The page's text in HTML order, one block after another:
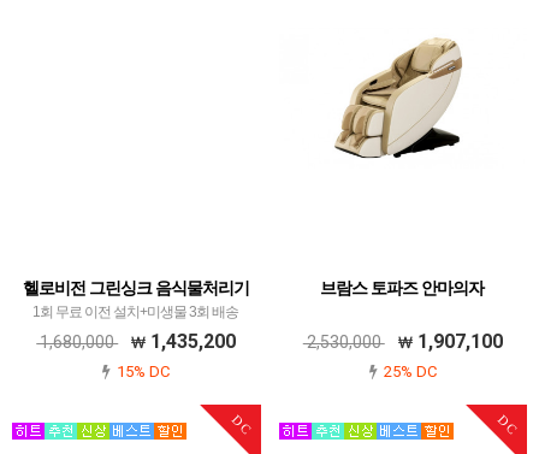
헬로비전 그린싱크 음식물처리기
1회 무료 이전 설치+미생물 3회 배송
1,680,000 1,435,200
15% DC
브람스 토파즈 안마의자
2,530,000 1,907,100
25% DC
DC DC